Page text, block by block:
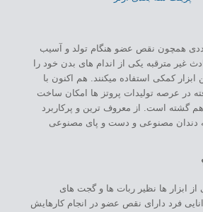
همچون نقص عضو هنگام تولد و آسیب
غیر مترقبه یکی از اندام های بدن خود را
ابزار کمکی استفاده میکنند. هم اکنون با
در عرصه تولیدات پروتز ها امکان ساخت
گشته است. از معروف ترین و پرکاربرد
به دندان مصنوعی و دست و پای مصنوعی
از ابزار ها نظیر ربات ها و گجت های
فرد دارای نقص عضو در انجام کارهایش